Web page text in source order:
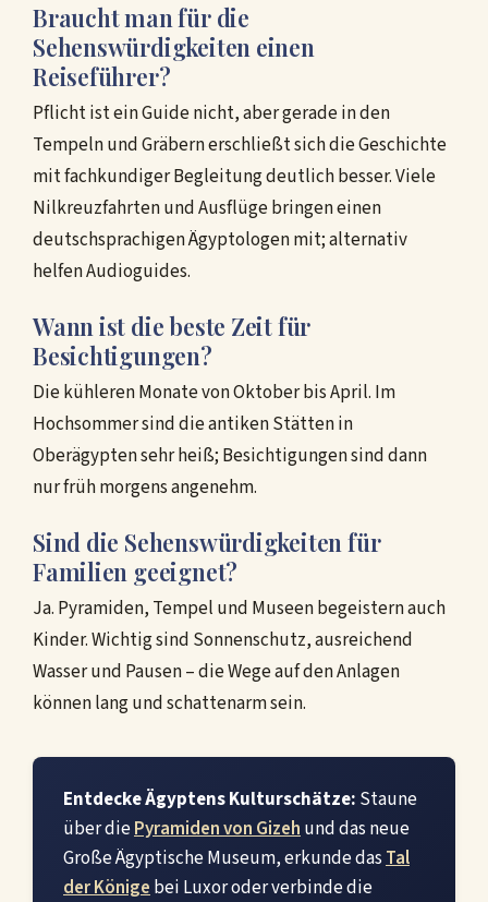
Braucht man für die
Sehenswürdigkeiten einen
Reiseführer?
Pflicht ist ein Guide nicht, aber gerade in den
Tempeln und Gräbern erschließt sich die Geschichte
mit fachkundiger Begleitung deutlich besser. Viele
Nilkreuzfahrten und Ausflüge bringen einen
deutschsprachigen Ägyptologen mit; alternativ
helfen Audioguides.
Wann ist die beste Zeit für
Besichtigungen?
Die kühleren Monate von Oktober bis April. Im
Hochsommer sind die antiken Stätten in
Oberägypten sehr heiß; Besichtigungen sind dann
nur früh morgens angenehm.
Sind die Sehenswürdigkeiten für
Familien geeignet?
Ja. Pyramiden, Tempel und Museen begeistern auch
Kinder. Wichtig sind Sonnenschutz, ausreichend
Wasser und Pausen – die Wege auf den Anlagen
können lang und schattenarm sein.
Entdecke Ägyptens Kulturschätze: Staune
über diePyramiden von Gizehund das neue
Große Ägyptische Museum, erkunde dasTal
der Königebei Luxor oder verbinde die